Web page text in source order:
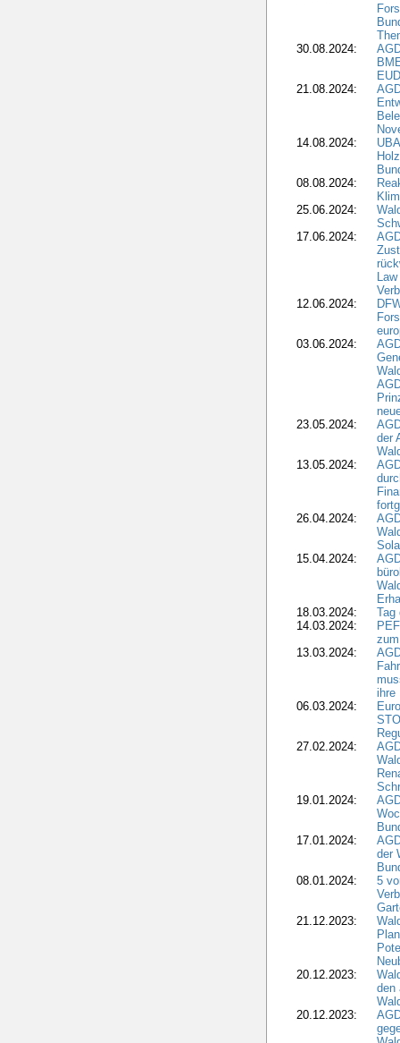
30.08.2024:
21.08.2024:
14.08.2024:
08.08.2024:
25.06.2024:
17.06.2024:
12.06.2024:
03.06.2024:
23.05.2024:
der
13.05.2024:
26.04.2024:
15.04.2024:
18.03.2024:
Tag
14.03.2024:
13.03.2024:
ihre
06.03.2024:
27.02.2024:
19.01.2024:
17.01.2024:
der
08.01.2024:
5
21.12.2023:
20.12.2023:
den
20.12.2023: